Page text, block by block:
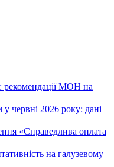
рекомендації МОН на
червні 2026 року: дані
«Справедлива оплата
на галузевому